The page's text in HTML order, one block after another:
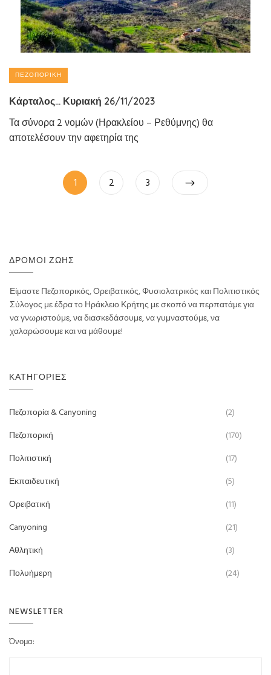
ΠΕΖΟΠΟΡΙΚΉ
Κάρταλος… Κυριακή 26/11/2023
Τα σύνορα 2 νομών (Ηρακλείου – Ρεθύμνης) θα
αποτελέσουν την αφετηρία της
Πλοήγηση
άρθρων
Page
1 Page
2 Page
3
ΔΡΌΜΟΙ ΖΩΉΣ
Είμαστε Πεζοπορικός, Ορειβατικός, Φυσιολατρικός και Πολιτιστικός
Σύλογος με έδρα το Ηράκλειο Κρήτης με σκοπό να περπατάμε για
να γνωριστούμε, να διασκεδάσουμε, να γυμναστούμε, να
χαλαρώσουμε και να μάθουμε!
ΚΑΤΗΓΟΡΊΕΣ
Πεζοπορία & Canyoning
(2)
Πεζοπορική
(170)
Πολιτιστική
(17)
Εκπαιδευτική
(5)
Ορειβατική
(11)
Canyoning
(21)
Αθλητική
(3)
Πολυήμερη
(24)
NEWSLETTER
Όνομα: